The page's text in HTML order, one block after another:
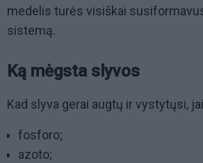
medelis turės visiškai
sistemą.
Ką mėgsta slyvos
Kad slyva gerai augtų ir vystytųsi,
fosforo;
azoto;